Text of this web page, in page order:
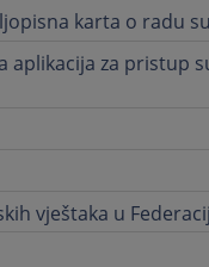
karta o radu
aplikacija za pristup
vještaka u